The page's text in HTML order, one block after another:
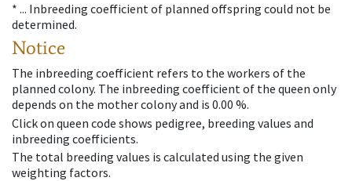
* ... Inbreeding coefficient of planned offspring could not be
determined.
Notice
The inbreeding coefficient refers to the workers of the
planned colony. The inbreeding coefficient of the queen only
depends on the mother colony and is 0.00 %.
Click on queen code shows pedigree, breeding values and
inbreeding coefficients.
The total breeding values is calculated using the given
weighting factors.